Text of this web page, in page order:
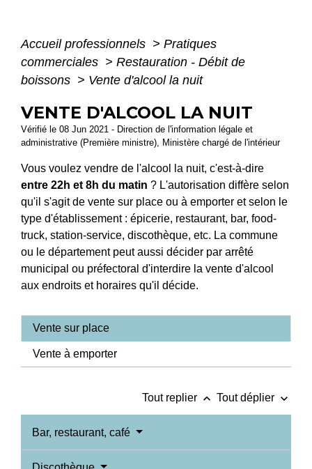
Accueil professionnels > Pratiques
commerciales > Restauration - Débit de
boissons > Vente d'alcool la nuit
VENTE D'ALCOOL LA NUIT
Vérifié le 08 Jun 2021 - Direction de l'information légale et
administrative (Première ministre), Ministère chargé de l'intérieur
Vous voulez vendre de l'alcool la nuit, c'est-à-dire
entre 22h et 8h du matin ? L'autorisation diffère selon
qu'il s'agit de vente sur place ou à emporter et selon le
type d'établissement : épicerie, restaurant, bar, food-
truck, station-service, discothèque, etc. La commune
ou le département peut aussi décider par arrêté
municipal ou préfectoral d'interdire la vente d'alcool
aux endroits et horaires qu'il décide.
Vente sur place
Vente à emporter
Tout replier keyboard_arrow_up Tout déplier keyboard_arrow_down
Bar, restaurant, café